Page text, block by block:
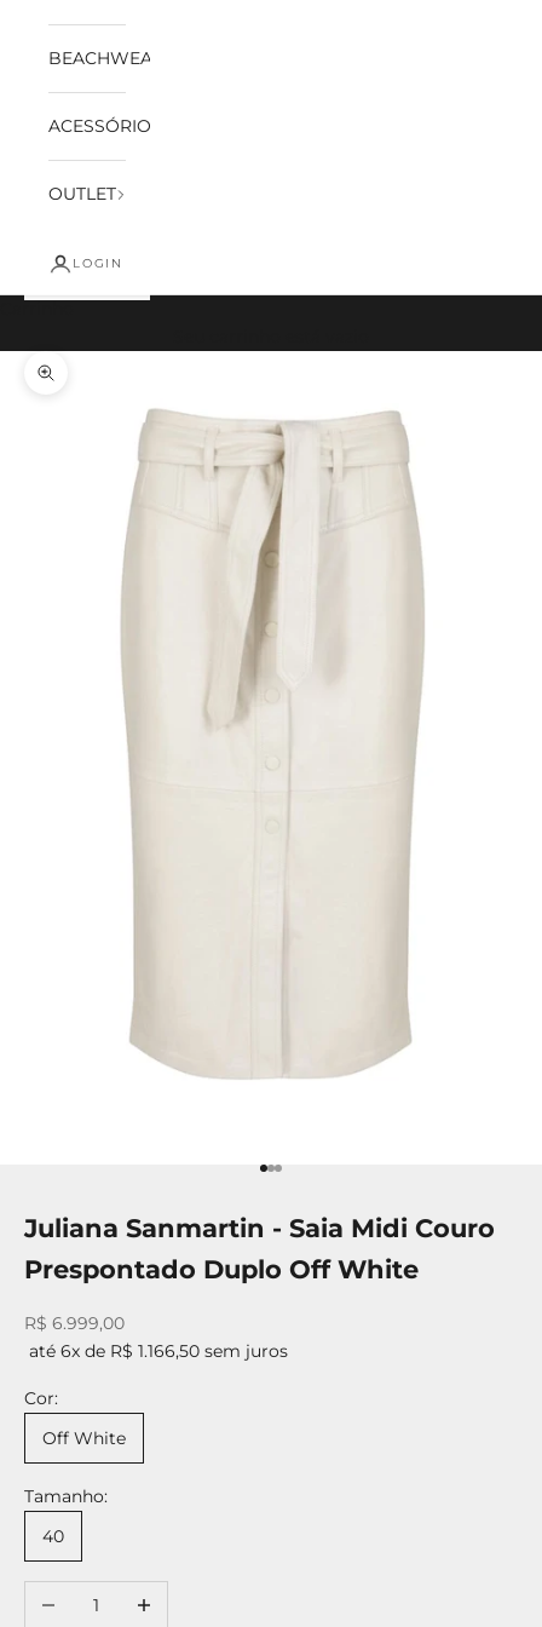
BEACHWEAR
ACESSÓRIOS
OUTLET
LOGIN
Zoom na imagem
Ir para item 1
Ir para item 2
Ir para item 3
Juliana Sanmartin - Saia Midi Couro
Prespontado Duplo Off White
Preço promocional
R$ 6.999,00
até 6x de R$ 1.166,50 sem juros
Cor:
Off White
Tamanho:
40
Diminuir quantidadeAumentar quantidade